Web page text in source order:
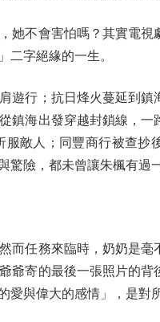
不會害怕嗎？其實電視
字絕緣的一生。
行；抗日烽火蔓延到鎮
鎮海出發穿越封鎖線，一
敵人；同豐商行被查抄
險，都未曾讓朱楓有過
任務來臨時，奶奶是毫
寄的最後一張照片的背
與偉大的感情」，是對